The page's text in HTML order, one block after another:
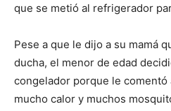
que se metió al refrigerador
Pese a que le dijo a su mamá
ducha, el menor de edad
congelador porque le comentó
mucho calor y muchos